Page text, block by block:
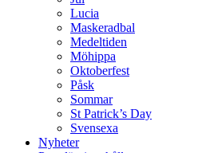
Lucia
Maskeradbal
Medeltiden
Möhippa
Oktoberfest
Påsk
Sommar
St Patrick’s Day
Svensexa
Nyheter